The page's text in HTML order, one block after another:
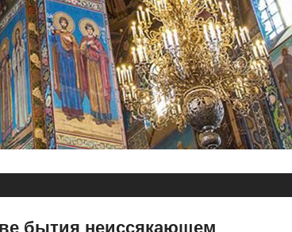
бытия неиссякающем